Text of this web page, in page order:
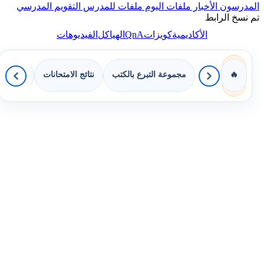
المدرسون الأخبار ملفات اليوم ملفات للمدرس التقويم المدرسي
تم نسخ الرابط
الأكاديميةكويزاتQnAالهياكلالفيديوهات
🔥 مجموعة التبرع بالكتب نتائج الامتحانات